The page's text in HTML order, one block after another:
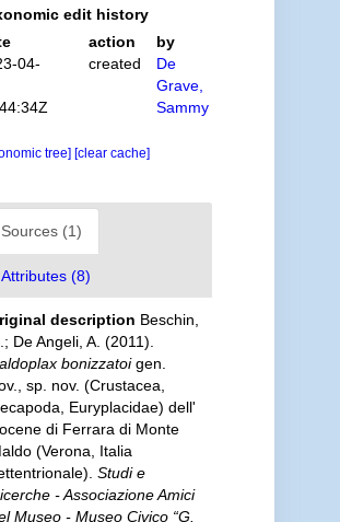
edit history
action
by
04-
created
De
Grave,
Sammy
tree] [clear cache]
Sources (1)
Attributes (8)
description Beschin,
De Angeli, A. (2011).
bonizzatoigen.
sp. nov. (Crustacea,
Euryplacidae) dell'
di Ferrara di Monte
(Verona, Italia
Studi e
- Associazione Amici
Museo - Museo Civico “G.